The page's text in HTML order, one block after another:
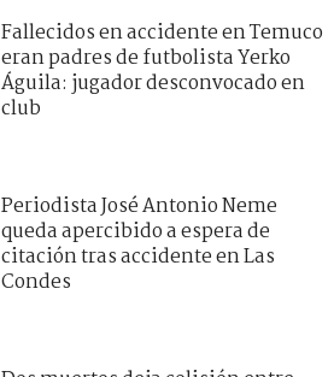
Fallecidos en accidente en Temuco
eran padres de futbolista Yerko
Águila: jugador desconvocado en
club
Periodista José Antonio Neme
queda apercibido a espera de
citación tras accidente en Las
Condes